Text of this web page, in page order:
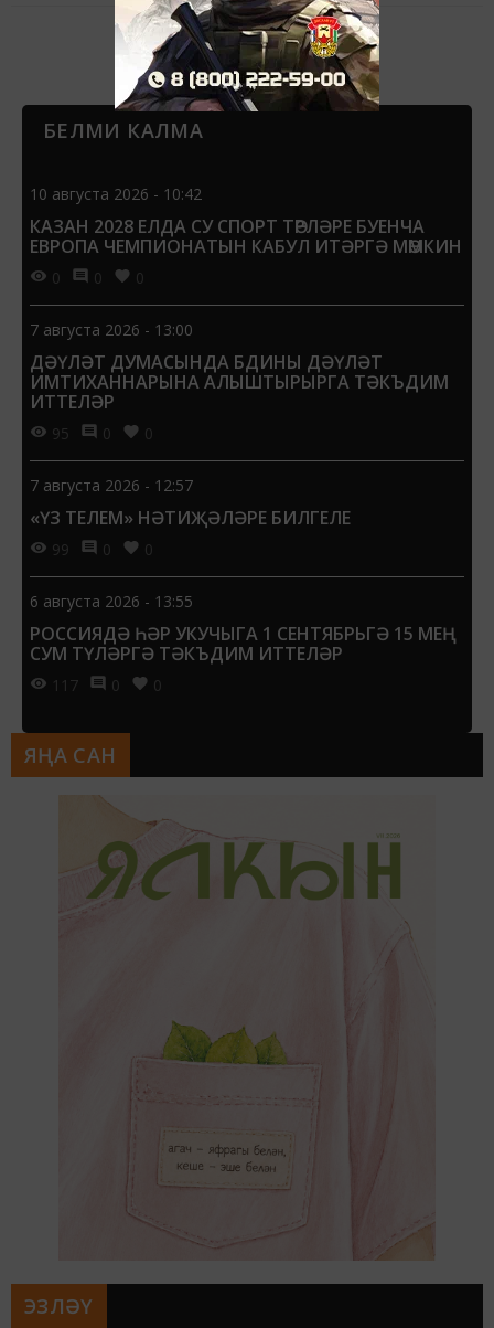
1908 елның 8 мартында хатын-кызның ир-ат белән
Следующая ❯
БЕЛМИ КАЛМА
10 августа 2026 - 10:42
КАЗАН 2028 ЕЛДА СУ СПОРТ ТӨРЛӘРЕ БУЕНЧА
ЕВРОПА ЧЕМПИОНАТЫН КАБУЛ ИТӘРГӘ МӨМКИН
0 0 0
7 августа 2026 - 13:00
ДӘҮЛӘТ ДУМАСЫНДА БДИНЫ ДӘҮЛӘТ
ИМТИХАННАРЫНА АЛЫШТЫРЫРГА ТӘКЪДИМ
ИТТЕЛӘР
95 0 0
7 августа 2026 - 12:57
«ҮЗ ТЕЛЕМ» НӘТИҖӘЛӘРЕ БИЛГЕЛЕ
99 0 0
6 августа 2026 - 13:55
РОССИЯДӘ ҺӘР УКУЧЫГА 1 СЕНТЯБРЬГӘ 15 МЕҢ
СУМ ТҮЛӘРГӘ ТӘКЪДИМ ИТТЕЛӘР
117 0 0
ЯҢА САН
ЭЗЛӘҮ